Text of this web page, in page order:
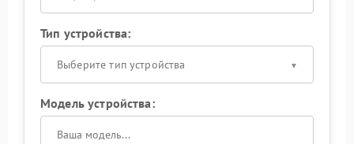
Тип устройства:
Выберите тип устройства
Модель устройства: